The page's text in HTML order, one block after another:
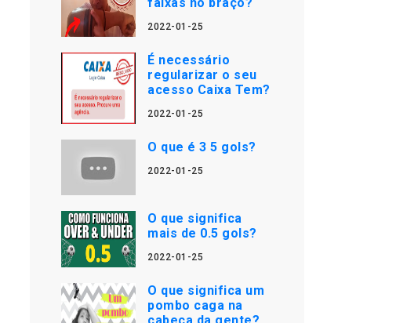
2022-01-25
É necessário
regularizar o seu
acesso Caixa Tem?
2022-01-25
O que é 3 5 gols?
2022-01-25
O que significa
mais de 0.5 gols?
2022-01-25
O que significa um
pombo caga na